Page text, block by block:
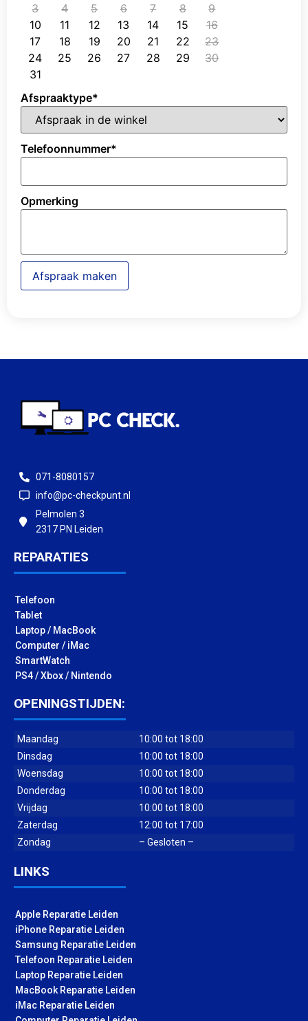
3
4 5 6 7 8
9
10
11 12 13 14 15
16
17
18 19 20 21 22
23
24
25 26 27 28 29
30
31
Afspraaktype*
Telefoonnummer*
Opmerking
Afspraak maken
071-8080157
info@pc-checkpunt.nl
Pelmolen 3
2317 PN Leiden
REPARATIES
Telefoon
Tablet
Laptop / MacBook
Computer / iMac
SmartWatch
PS4 / Xbox / Nintendo
OPENINGSTIJDEN:
Maandag
10:00 tot 18:00
Dinsdag
10:00 tot 18:00
Woensdag
10:00 tot 18:00
Donderdag
10:00 tot 18:00
Vrijdag
10:00 tot 18:00
Zaterdag
12:00 tot 17:00
Zondag
– Gesloten –
LINKS
Apple Reparatie Leiden
iPhone Reparatie Leiden
Samsung Reparatie Leiden
Telefoon Reparatie Leiden
Laptop Reparatie Leiden
MacBook Reparatie Leiden
iMac Reparatie Leiden